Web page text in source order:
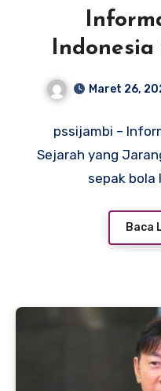
Maret 26,
pssijambi –
Sejarah yang
sepak bola
Baca